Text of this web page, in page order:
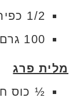
1/2 כפית מלח (5 גרם)
100 גרם חמאה קרה חתוכה לקוביות
מלית פרג
½ כוס חלב